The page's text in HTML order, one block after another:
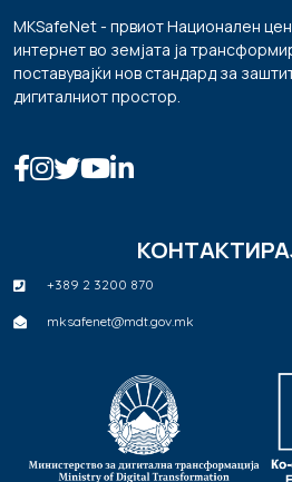
MKSafeNet - првиот Национален
интернет во земјата ја
поставувајќи нов стандард за
дигиталниот простор.
+389 2 3200 870
mksafenet@mdt.gov.mk